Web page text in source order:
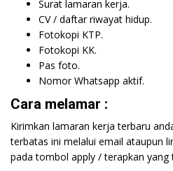
Surat lamaran kerja.
CV / daftar riwayat hidup.
Fotokopi KTP.
Fotokopi KK.
Pas foto.
Nomor Whatsapp aktif.
Cara melamar :
Kirimkan lamaran kerja terbaru
terbatas ini melalui email ataupun
pada tombol apply / terapkan yang